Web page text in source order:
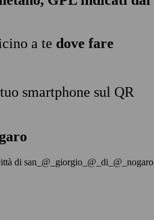
a te dove fare
smartphone sul QR
di san_@_giorgio_@_di_@_nogaro